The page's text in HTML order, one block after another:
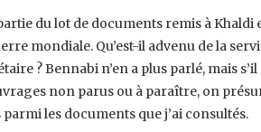
du lot de documents remis à
mondiale. Qu’est-il advenu de la
? Bennabi n’en a ‎plus parlé, mais
‎non parus ou à paraître, on
les documents que j’ai consultés.